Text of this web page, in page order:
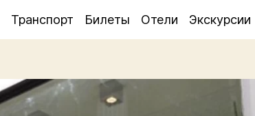
Транспорт Билеты Отели Экскурсии